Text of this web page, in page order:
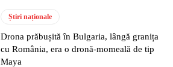
Știri naționale
Drona prăbușită în Bulgaria, lângă granița
cu România, era o dronă-momeală de tip
Maya